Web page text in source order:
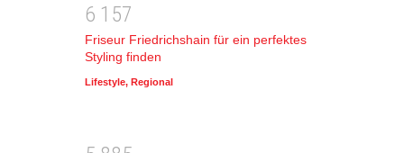
6 1 57
Friseur Friedrichshain für ein perfektes
Styling finden
Lifestyle, Regional